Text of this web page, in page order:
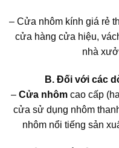
– Cửa nhôm kính giá rẻ
cửa hàng cửa hiệu,
nhà
B. Đối với các
– Cửa nhôm cao cấp
cửa sử dụng nhôm
nhôm nổi tiếng sản